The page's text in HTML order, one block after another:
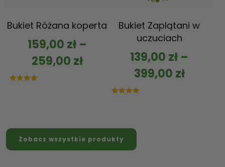
Bukiet Różana koperta
159,00 zł–
259,00 zł
Bukiet Zaplątani w
uczuciach
139,00 zł –
399,00 zł
Zobacz wszystkie produkty